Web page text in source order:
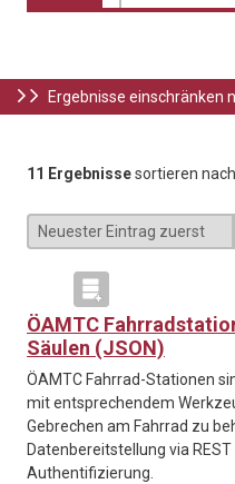
Ergebnisse einschränken
11 Ergebnissesortieren nach
ÖAMTC
Säulen (JSON)
ÖAMTC Fahrrad-Stationen
mit entsprechendem
Gebrechen am Fahrrad zu
Datenbereitstellung via
Authentifizierung.